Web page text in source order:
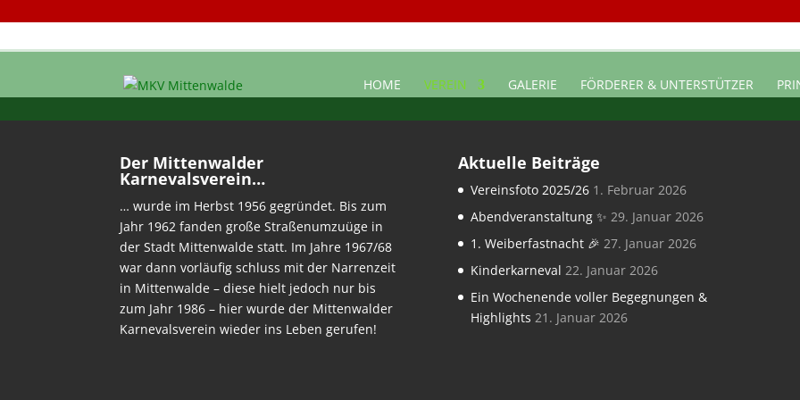
HOME VEREIN GALERIE FÖRDERER & UNTERSTÜTZER
Der Mittenwalder
Karnevalsverein…
… wurde im Herbst 1956 gegründet. Bis zum
Jahr 1962 fanden große Straßenumzuüge in
der Stadt Mittenwalde statt. Im Jahre 1967/68
war dann vorläufig schluss mit der Narrenzeit
in Mittenwalde – diese hielt jedoch nur bis
zum Jahr 1986 – hier wurde der Mittenwalder
Karnevalsverein wieder ins Leben gerufen!
Aktuelle Beiträge
Vereinsfoto 2025/26 1. Februar 2026
Abendveranstaltung ✨ 29. Januar 2026
1. Weiberfastnacht 🎉 27. Januar 2026
Kinderkarneval 22. Januar 2026
Ein Wochenende voller Begegnungen &
Highlights 21. Januar 2026